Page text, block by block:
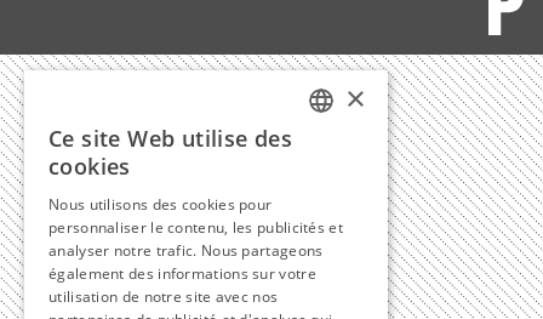
×
Ce site Web utilise des
cookies
Nous utilisons des cookies pour
personnaliser le contenu, les publicités et
analyser notre trafic. Nous partageons
également des informations sur votre
utilisation de notre site avec nos